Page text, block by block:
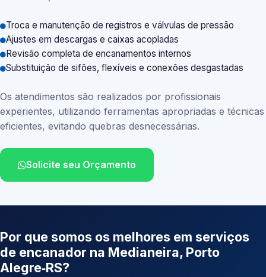
Troca e manutenção de registros e válvulas de pressão
Ajustes em descargas e caixas acopladas
Revisão completa de encanamentos internos
Substituição de sifões, flexíveis e conexões desgastadas
Os atendimentos são realizados por profissionais
experientes, utilizando ferramentas apropriadas e técnicas
eficientes, evitando quebras desnecessárias.
Solicite seu Orçamento
Por que somos os melhores em serviços
de encanador na Medianeira, Porto
Alegre‑RS?